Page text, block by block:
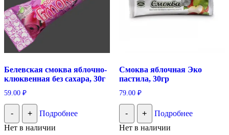
Белевская смоква яблочно-
клюквенная без сахара, 30г
59.00 ₽
- +
Подробнее
Нет в наличии
Смоква яблочная Эко
пастила, 30гр
79.00 ₽
- +
Подробнее
Нет в наличии